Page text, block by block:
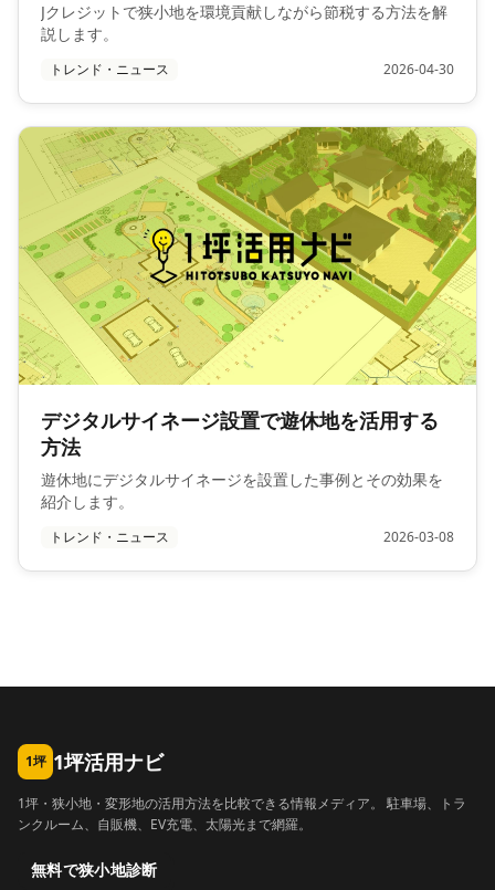
Jクレジットで狭小地を環境貢献しながら節税する方法を解
説します。
トレンド・ニュース 2026-04-30
デジタルサイネージ設置で遊休地を活用する
方法
遊休地にデジタルサイネージを設置した事例とその効果を
紹介します。
トレンド・ニュース 2026-03-08
1坪 1坪活用ナビ
1坪・狭小地・変形地の活用方法を比較できる情報メディア。 駐車場、トラ
ンクルーム、自販機、EV充電、太陽光まで網羅。
無料で狭小地診断